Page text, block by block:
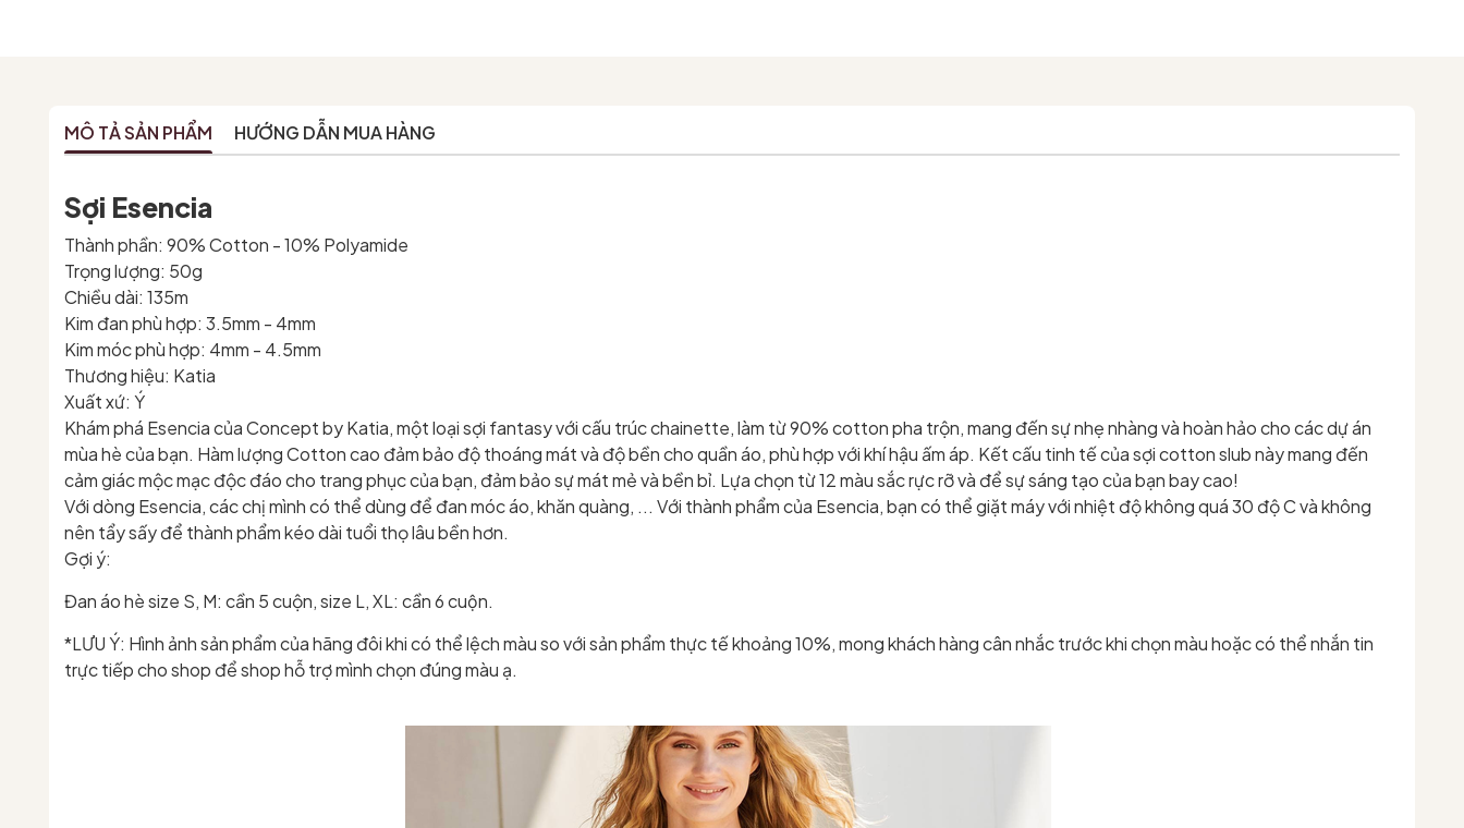
MÔ TẢ SẢN PHẨM HƯỚNG DẪN MUA HÀNG
Sợi Esencia
Thành phần: 90% Cotton - 10% Polyamide
Trọng lượng: 50g
Chiều dài: 135m
Kim đan phù hợp: 3.5mm - 4mm
Kim móc phù hợp: 4mm - 4.5mm
Thương hiệu: Katia
Xuất xứ: Ý
Khám phá Esencia của Concept by Katia, một loại sợi fantasy với cấu trúc chainette, làm từ 90% cotton pha trộn, mang đến sự nhẹ nhàng và hoàn hảo cho các dự án
mùa hè của bạn. Hàm lượng Cotton cao đảm bảo độ thoáng mát và độ bền cho quần áo, phù hợp với khí hậu ấm áp. Kết cấu tinh tế của sợi cotton slub này mang đến
cảm giác mộc mạc độc đáo cho trang phục của bạn, đảm bảo sự mát mẻ và bền bỉ. Lựa chọn từ 12 màu sắc rực rỡ và để sự sáng tạo của bạn bay cao!
Với dòng Esencia, các chị mình có thể dùng để đan móc áo, khăn quàng, ... Với thành phẩm của Esencia, bạn có thể giặt máy với nhiệt độ không quá 30 độ C và không
nên tẩy sấy để thành phẩm kéo dài tuổi thọ lâu bền hơn.
Gợi ý:
Đan áo hè size S, M: cần 5 cuộn, size L, XL: cần 6 cuộn.
*LƯU Ý: Hình ảnh sản phẩm của hãng đôi khi có thể lệch màu so với sản phẩm thực tế khoảng 10%, mong khách hàng cân nhắc trước khi chọn màu hoặc có thể nhắn tin
trực tiếp cho shop để shop hỗ trợ mình chọn đúng màu ạ.